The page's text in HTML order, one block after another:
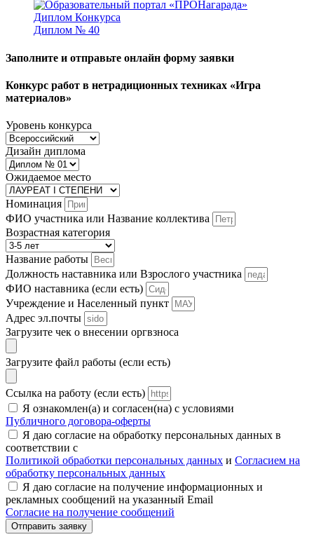
Диплом № 40
Заполните и отправьте онлайн форму заявки
Конкурс работ в нетрадиционных техниках «Игра
материалов»
Уровень конкурса
Дизайн диплома
Ожидаемое место
Номинация
ФИО участника или Название коллектива
Возрастная категория
Название работы
Должность наставника или Взрослого участника
ФИО наставника (если есть)
Учреждение и Населенный пункт
Адрес эл.почты
Загрузите чек о внесении оргвзноса
Загрузите файл работы (если есть)
Ссылка на работу (если есть)
Я ознакомлен(а) и согласен(на) с условиями
Публичного договора-оферты
Я даю согласие на обработку персональных данных в
соответствии с
Политикой обработки персональных данных и Согласием на
обработку персональных данных
Я даю согласие на получение информационных и
рекламных сообщений на указанный Email
Согласие на получение сообщений
Отправить заявку